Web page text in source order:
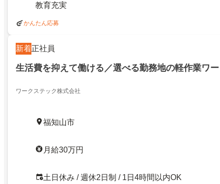
教育充実
かんたん応募
新着正社員
生活費を抑えて働ける／選べる勤務地の軽作業ワ
ワークステック株式会社
福知山市
月給30万円
土日休み / 週休2日制 / 1日4時間以内OK